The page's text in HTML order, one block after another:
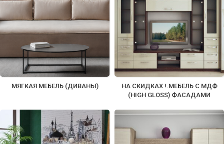
МЯГКАЯ МЕБЕЛЬ (ДИВАНЫ)
НА СКИДКАХ !.МЕБЕЛЬ С МДФ
(HIGH GLOSS) ФАСАДАМИ